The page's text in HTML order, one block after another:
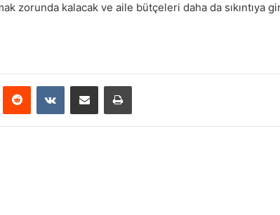
zorunda kalacak ve aile bütçeleri daha da sıkıntıya
Reddit VKontakteE-Posta ile paylaş Yazdır